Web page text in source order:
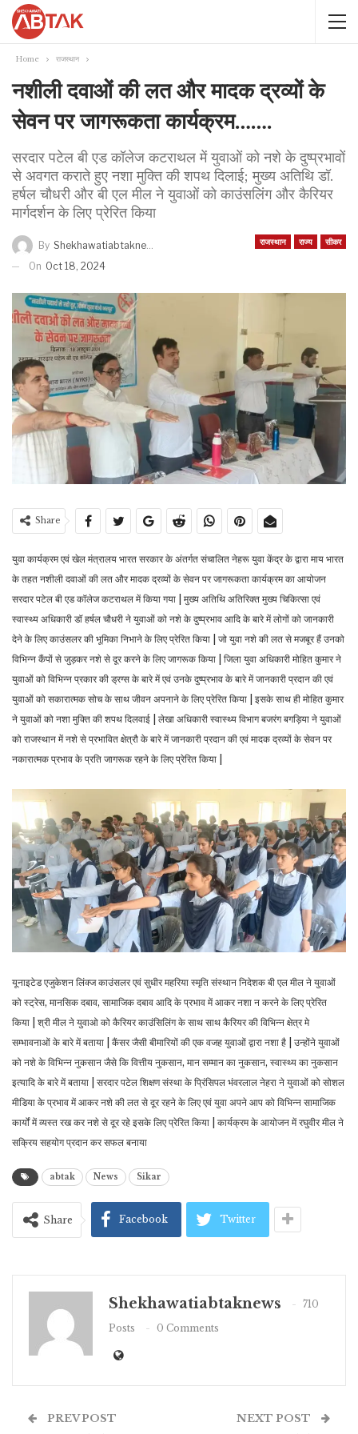
Home राजस्थान
नशीली दवाओं की लत और मादक द्रव्यों के
सेवन पर जागरूकता कार्यक्रम…….
सरदार पटेल बी एड कॉलेज कटराथल में युवाओं को नशे के दुष्प्रभावों
से अवगत कराते हुए नशा मुक्ति की शपथ दिलाई; मुख्य अतिथि डॉ.
हर्षल चौधरी और बी एल मील ने युवाओं को काउंसलिंग और कैरियर
मार्गदर्शन के लिए प्रेरित किया
राजस्थान राज्य सीकर
By Shekhawatiabtaknews
On Oct 18, 2024
Share
युवा कार्यक्रम एवं खेल मंत्रालय भारत सरकार के अंतर्गत संचालित नेहरू युवा केंद्र के द्वारा माय भारत
के तहत नशीली दवाओं की लत और मादक द्रव्यों के सेवन पर जागरूकता कार्यक्रम का आयोजन
सरदार पटेल बी एड कॉलेज कटराथल में किया गया | मुख्य अतिथि अतिरिक्त मुख्य चिकित्सा एवं
स्वास्थ्य अधिकारी डॉ हर्षल चौधरी ने युवाओं को नशे के दुष्प्रभाव आदि के बारे में लोगों को जानकारी
देने के लिए काउंसलर की भूमिका निभाने के लिए प्रेरित किया | जो युवा नशे की लत से मजबूर हैं उनको
विभिन्न कैंपों से जुड़कर नशे से दूर करने के लिए जागरूक किया | जिला युवा अधिकारी मोहित कुमार ने
युवाओं को विभिन्न प्रकार की ड्रग्स के बारे में एवं उनके दुष्प्रभाव के बारे में जानकारी प्रदान की एवं
युवाओं को सकारात्मक सोच के साथ जीवन अपनाने के लिए प्रेरित किया | इसके साथ ही मोहित कुमार
ने युवाओं को नशा मुक्ति की शपथ दिलवाई | लेखा अधिकारी स्वास्थ्य विभाग बजरंग बगड़िया ने युवाओं
को राजस्थान में नशे से प्रभावित क्षेत्रौ के बारे में जानकारी प्रदान की एवं मादक द्रव्यों के सेवन पर
नकारात्मक प्रभाव के प्रति जागरूक रहने के लिए प्रेरित किया |
यूनाइटेड एजुकेशन लिंक्ज काउंसलर एवं सुधीर महरिया स्मृति संस्थान निदेशक बी एल मील ने युवाओं
को स्ट्रेस, मानसिक दबाव, सामाजिक दबाव आदि के प्रभाव में आकर नशा न करने के लिए प्रेरित
किया | श्री मील ने युवाओ को कैरियर काउंसिलिंग के साथ साथ कैरियर की विभिन्न क्षेत्र मे
सम्भावनाओं के बारे में बताया | कैंसर जैसी बीमारियों की एक वजह युवाओं द्वारा नशा है | उन्होंने युवाओं
को नशे के विभिन्न नुकसान जैसे कि वित्तीय नुकसान, मान सम्मान का नुकसान, स्वास्थ्य का नुकसान
इत्यादि के बारे में बताया | सरदार पटेल शिक्षण संस्था के प्रिंसिपल भंवरलाल नेहरा ने युवाओं को सोशल
मीडिया के प्रभाव में आकर नशे की लत से दूर रहने के लिए एवं युवा अपने आप को विभिन्न सामाजिक
कार्यों में व्यस्त रख कर नशे से दूर रहे इसके लिए प्रेरित किया | कार्यक्रम के आयोजन में रघुवीर मील ने
सक्रिय सहयोग प्रदान कर सफल बनाया
abtak News Sikar
Share Facebook Twitter
Shekhawatiabtaknews
710
Posts
0 Comments
PREV POST NEXT POST